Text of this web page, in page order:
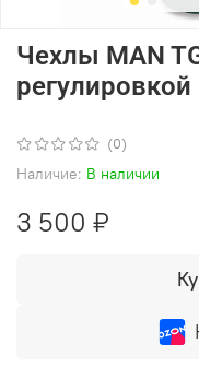
(0)
Наличие: В наличии
Чехлы MAN
3 500 ₽